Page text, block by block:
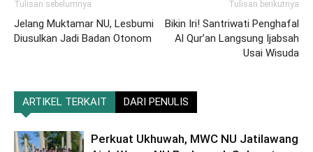
Tulisan sebelumnya
Jelang Muktamar NU, Lesbumi
Diusulkan Jadi Badan Otonom
Tulisan berikutnya
Bikin Iri! Santriwati Penghafal
Al Qur’an Langsung Ijabsah
Usai Wisuda
ARTIKEL TERKAIT DARI PENULIS
Perkuat Ukhuwah, MWC NU Jatilawang